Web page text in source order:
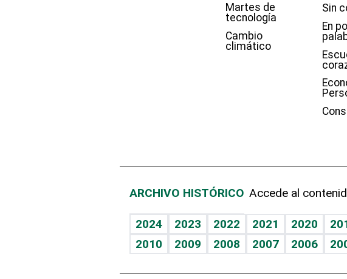
Martes de
tecnología
Cambio
climático
Sin
En
ARCHIVO HISTÓRICO Accede al
2024 2023 2022 2021 2020
2010
2009 2008 2007 2006